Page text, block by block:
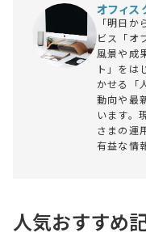
オフィ
「明日
ビス「オ
風景や成
ト」をは
かせる「
動向や最
います。
さまの運
有益な情
人気おすすめ